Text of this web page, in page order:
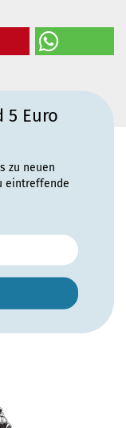
5 Euro
zu neuen
eintreffende